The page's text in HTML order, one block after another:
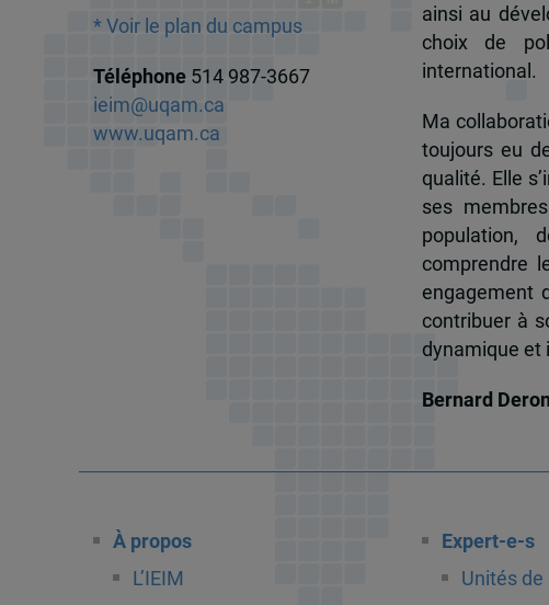
* Voir le plan du campus
Téléphone 514 987-3667
ieim@uqam.ca
www.uqam.ca
ainsi au
choix de
international.
Ma
toujours eu
qualité. Elle
ses
population,
comprendre
engagement
contribuer à
dynamique et
Bernard
À propos
L’IEIM
Expert-e-s
Unités de